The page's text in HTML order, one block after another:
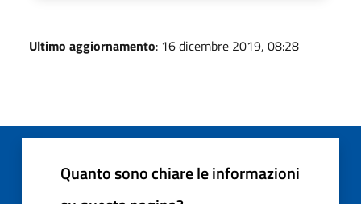
Ultimo aggiornamento: 16 dicembre 2019, 08:28
Quanto sono chiare le informazioni